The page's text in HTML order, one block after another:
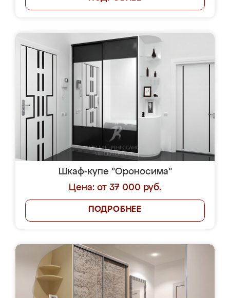
Шкаф-купе "Ороносима"
Цена: от 37 000 руб.
ПОДРОБНЕЕ